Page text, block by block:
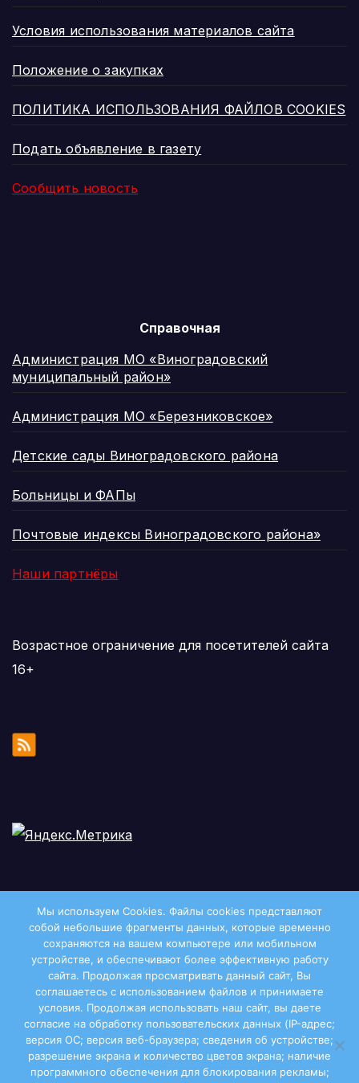
Условия использования материалов сайта
Положение о закупках
ПОЛИТИКА ИСПОЛЬЗОВАНИЯ ФАЙЛОВ COOKIES
Подать объявление в газету
Сообщить новость
Справочная
Администрация МО «Виноградовский
муниципальный район»
Администрация МО «Березниковское»
Детские сады Виноградовского района
Больницы и ФАПы
Почтовые индексы Виноградовского района»
Наши партнёры
Возрастное ограничение для посетителей сайта
16+
Двиноважье
Мы используем Cookies. Файлы сookies представляют
собой небольшие фрагменты данных, которые временно
сохраняются на вашем компьютере или мобильном
устройстве, и обеспечивают более эффективную работу
сайта. Продолжая просматривать данный сайт, Вы
соглашаетесь с использованием файлов и принимаете
условия. Продолжая использовать наш сайт, вы даете
согласие на обработку пользовательских данных (IP-адрес;
версия ОС; версия веб-браузера; сведения об устройстве;
разрешение экрана и количество цветов экрана; наличие
программного обеспечения для блокирования рекламы;